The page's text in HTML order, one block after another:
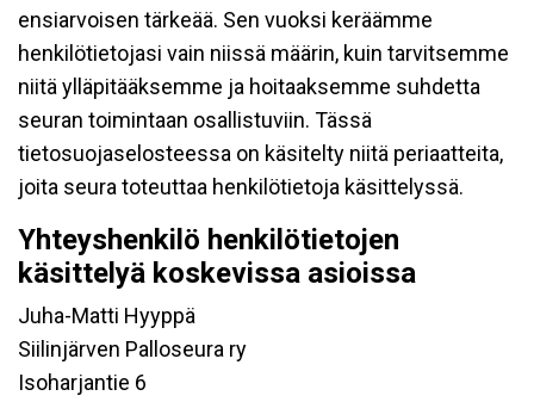
ensiarvoisen tärkeää. Sen vuoksi keräämme
henkilötietojasi vain niissä määrin, kuin tarvitsemme
niitä ylläpitääksemme ja hoitaaksemme suhdetta
seuran toimintaan osallistuviin. Tässä
tietosuojaselosteessa on käsitelty niitä periaatteita,
joita seura toteuttaa henkilötietoja käsittelyssä.
Yhteyshenkilö henkilötietojen
käsittelyä koskevissa asioissa
Juha-Matti Hyyppä
Siilinjärven Palloseura ry
Isoharjantie 6